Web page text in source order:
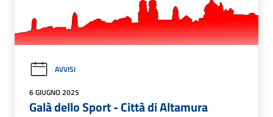
AVVISI
6 GIUGNO 2025
Galà dello Sport - Città di Altamura